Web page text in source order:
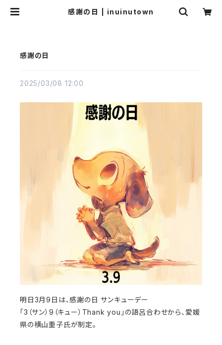
感謝の日 | inuinutown
感謝の日
2025/03/08 12:00
明日3月9日は、感謝の日 サンキューデー
「3（サン）9（キュー）Thank you」の語呂合わせから、愛媛
県の横山重子氏が制定。